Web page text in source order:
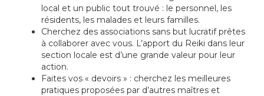
local et un public tout trouvé : le personnel, les
résidents, les malades et leurs familles.
Cherchez des associations sans but lucratif prêtes
à collaborer avec vous. L’apport du Reiki dans leur
section locale est d’une grande valeur pour leur
action.
Faites vos « devoirs » : cherchez les meilleures
pratiques proposées par d’autres maîtres et